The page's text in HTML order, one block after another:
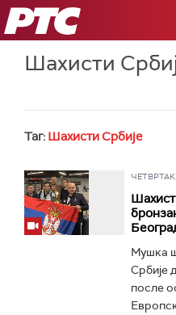
РТС
Шахисти
Таг: Шахисти Србије
ЧЕТВРТАК,
Мушка
Србије
после